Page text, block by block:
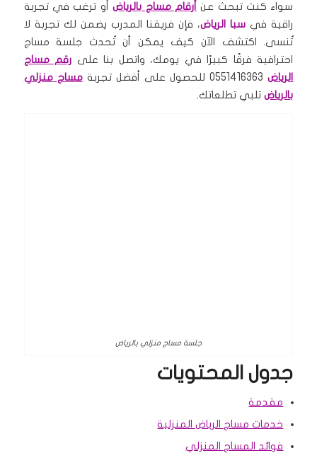
سواء كنت تبحث عن أرقام مساج بالرياضأو ترغب في تجربة
راقية في سبا الرياض، فإن فريقنا المدرب يضمن لك تجربة لا
تُنسى. اكتشف الآن كيف يمكن أن تُحدث جلسة مساج
احترافية فرقًا كبيرًا في يومك، واتصل بنا على رقم مساج
الرياض0551416363 للحصول على أفضل تجربة
مساج منزلي
بالرياضتلبي تطلعاتك.
جلسة مساج منزلي بالرياض
جدول المحتويات
مقدمة
خدمات مساج الرياض المنزلية
فوائد المساج المنزلي